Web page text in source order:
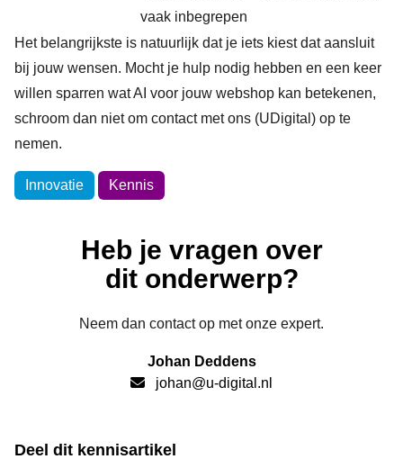
vaak inbegrepen
Het belangrijkste is natuurlijk dat je iets kiest dat aansluit
bij jouw wensen. Mocht je hulp nodig hebben en een keer
willen sparren wat AI voor jouw webshop kan betekenen,
schroom dan niet om contact met ons (UDigital) op te
nemen.
Onderwerpen
Innovatie Kennis
Heb je vragen over
dit onderwerp?
Neem dan contact op met onze expert.
Johan Deddens
johan@u-digital.nl
Deel dit kennisartikel